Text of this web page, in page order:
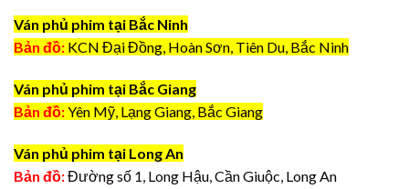
Ván phủ phim tại Bắc Ninh
Bản đồ: KCN Đại Đồng, Hoàn Sơn, Tiên Du, Bắc Ninh
Ván phủ phim tại Bắc Giang
Bản đồ:Yên Mỹ, Lạng Giang, Bắc Giang
Ván phủ phim tại Long An
Bản đồ:Đường số 1, Long Hậu, Cần Giuộc, Long An